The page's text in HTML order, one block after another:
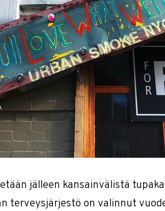
jälleen kansainvälistä
terveysjärjestö on valinnut